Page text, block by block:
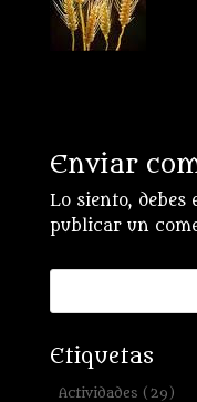
Enviar
Lo siento, debes
publicar un
Etiquetas
Actividades (29)